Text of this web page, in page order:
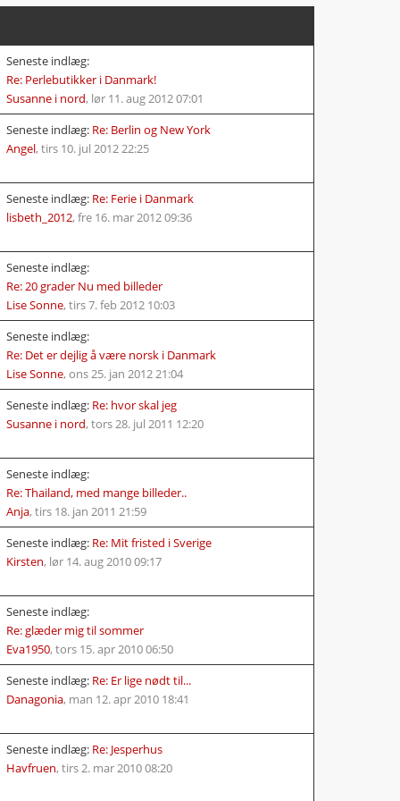
Seneste indlæg:
Re: Perlebutikker i Danmark!
Susanne i nord, lør 11. aug 2012 07:01
Seneste indlæg: Re: Berlin og New York
Angel, tirs 10. jul 2012 22:25
Seneste indlæg: Re: Ferie i Danmark
lisbeth_2012, fre 16. mar 2012 09:36
Seneste indlæg:
Re: 20 grader Nu med billeder
Lise Sonne, tirs 7. feb 2012 10:03
Seneste indlæg:
Re: Det er dejlig å være norsk i Danmark
Lise Sonne, ons 25. jan 2012 21:04
Seneste indlæg: Re: hvor skal jeg
Susanne i nord, tors 28. jul 2011 12:20
Seneste indlæg:
Re: Thailand, med mange billeder..
Anja, tirs 18. jan 2011 21:59
Seneste indlæg: Re: Mit fristed i Sverige
Kirsten, lør 14. aug 2010 09:17
Seneste indlæg:
Re: glæder mig til sommer
Eva1950, tors 15. apr 2010 06:50
Seneste indlæg: Re: Er lige nødt til...
Danagonia, man 12. apr 2010 18:41
Seneste indlæg: Re: Jesperhus
Havfruen, tirs 2. mar 2010 08:20